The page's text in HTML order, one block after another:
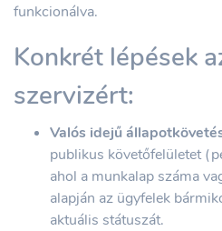
funkcionálva.
Konkrét lépések
szervizért:
Valós idejű
publikus követőfelületet
ahol a munkalap száma
alapján az ügyfelek
aktuális státuszát.